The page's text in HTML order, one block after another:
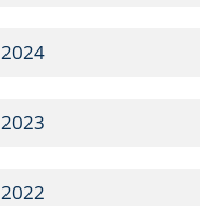
2024
2023
2022